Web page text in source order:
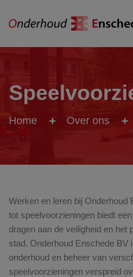
Home Over ons
Werken en leren bij
tot speelvoorzieningen biedt
dragen aan de veiligheid en het
stad. Onderhoud Enschede BV
onderhoud en beheer van
speelvoorzieningen verspreid